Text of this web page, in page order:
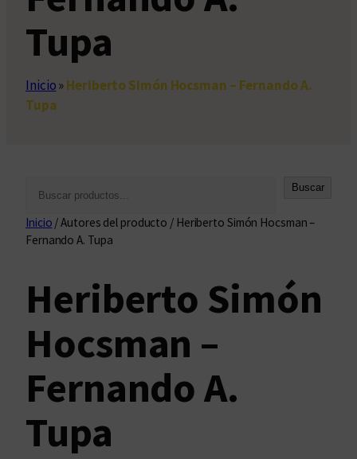
Tupa
Inicio»Heriberto Simón Hocsman – Fernando A.
Tupa
s
c
r
Buscar
Inicio / Autores del producto / Heriberto Simón Hocsman –
Fernando A. Tupa
Heriberto Simón
Hocsman –
Fernando A.
Tupa